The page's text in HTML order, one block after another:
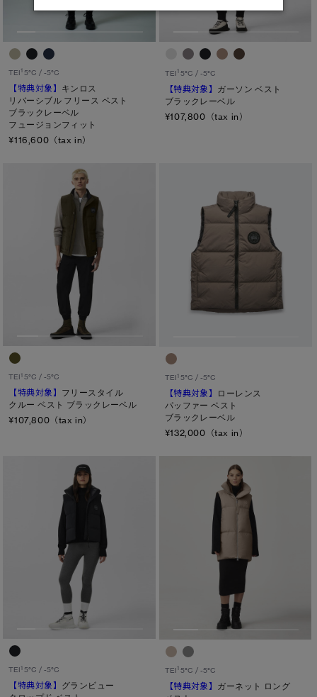
TEI1 5°C / -5°C
【特典対象】 キンロス
リバーシブル フリース ベスト
ブラックレーベル
フュージョンフィット
¥116,600（tax in）
TEI15°C / -5°C
【特典対象】 ガーソン ベスト
ブラックレーベル
¥107,800（tax in）
TEI1 5°C / -5°C
【特典対象】 フリースタイル
クルー ベスト ブラックレーベル
¥107,800（tax in）
TEI15°C / -5°C
【特典対象】
ローレンス
パッファー ベスト
ブラックレーベル
¥132,000（tax in）
TEI1 5°C / -5°C
【特典対象】 グランビュー
TEI15°C / -5°C
【特典対象】 ガーネット ロング